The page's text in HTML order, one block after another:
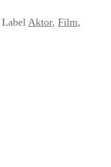
Label Aktor, Film,